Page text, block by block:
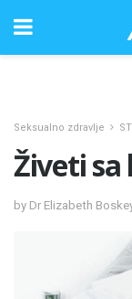
Seksualno zdravlje
Živeti sa
by Dr Elizabeth